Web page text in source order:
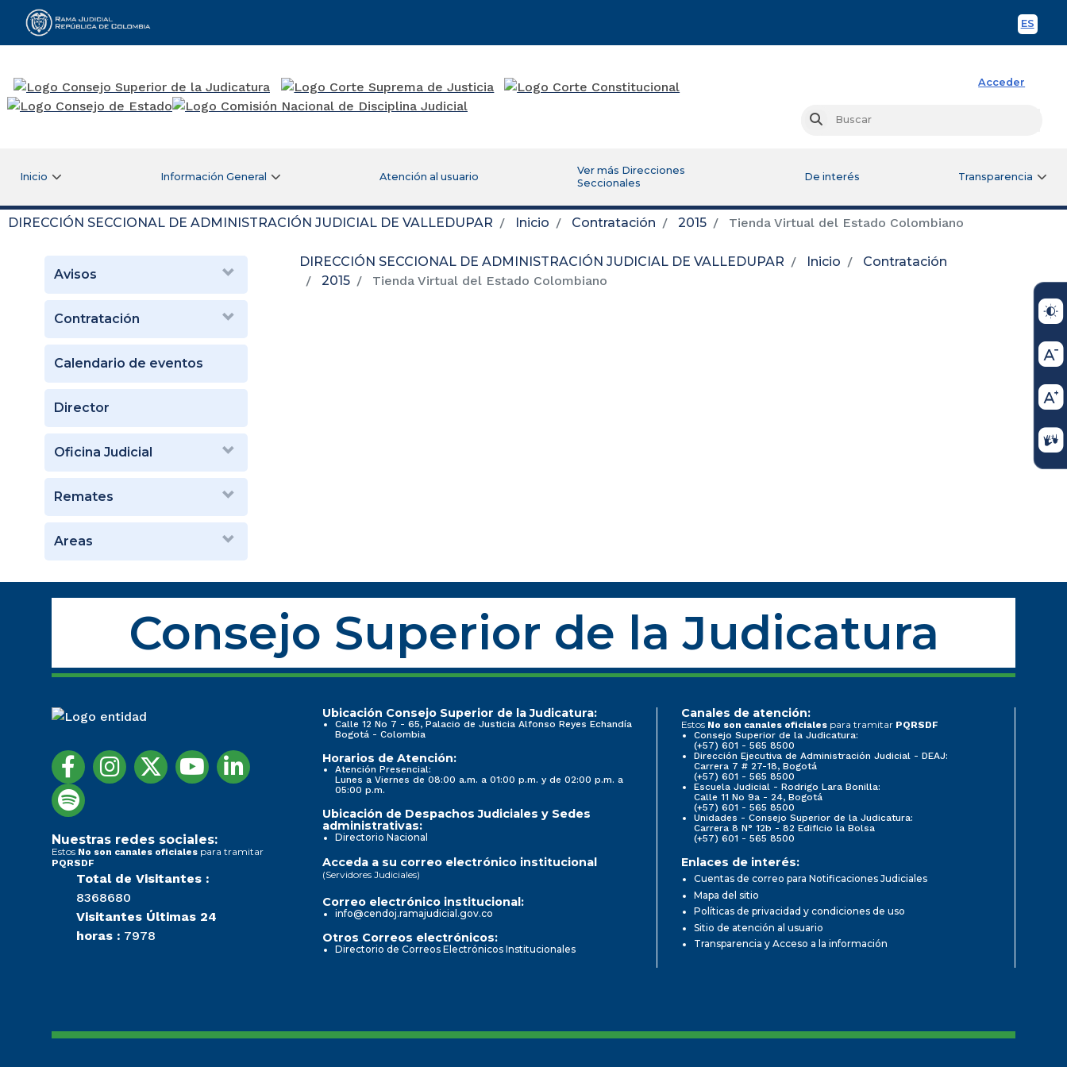
ES
Rama Judicial
Acceder
Buscar
Inicio Información General Atención al usuario
Ver más Direcciones
Seccionales
De interés Transparencia
DIRECCIÓN SECCIONAL DE ADMINISTRACIÓN JUDICIAL DE VALLEDUPAR Inicio Contratación 2015 Tienda Virtual del Estado Colombiano
Avisos
Contratación
Calendario de eventos
Director
Oficina Judicial
Remates
Areas
DIRECCIÓN SECCIONAL DE ADMINISTRACIÓN JUDICIAL DE VALLEDUPAR Inicio
Contratación
2015
Tienda Virtual del Estado Colombiano
Consejo Superior de la Judicatura
Nuestras redes sociales:
Estos No son canales oficiales para tramitar
PQRSDF
Total de Visitantes :
8368680
Visitantes Últimas 24
horas : 7978
Ubicación Consejo Superior de la Judicatura:
Calle 12 No 7 - 65, Palacio de Justicia Alfonso Reyes Echandía
Bogotá - Colombia
Horarios de Atención:
Atención Presencial:
Lunes a Viernes de 08:00 a.m. a 01:00 p.m. y de 02:00 p.m. a
05:00 p.m.
Ubicación de Despachos Judiciales y Sedes
administrativas:
Directorio Nacional
Canales de atención:
Estos No son canales oficiales para tramitar PQRSDF
Consejo Superior de la Judicatura:
(+57) 601 - 565 8500
Dirección Ejecutiva de Administración Judicial - DEAJ:
Carrera 7 # 27-18, Bogotá
(+57) 601 - 565 8500
Escuela Judicial - Rodrigo Lara Bonilla:
Calle 11 No 9a - 24, Bogotá
(+57) 601 - 565 8500
Unidades - Consejo Superior de la Judicatura:
Carrera 8 N° 12b - 82 Edificio la Bolsa
(+57) 601 - 565 8500
Acceda a su correo electrónico institucional
(Servidores Judiciales)
Correo electrónico institucional:
info@cendoj.ramajudicial.gov.co
Otros Correos electrónicos:
Directorio de Correos Electrónicos Institucionales
Enlaces de interés:
Cuentas de correo para Notificaciones Judiciales
Mapa del sitio
Políticas de privacidad y condiciones de uso
Sitio de atención al usuario
Transparencia y Acceso a la información